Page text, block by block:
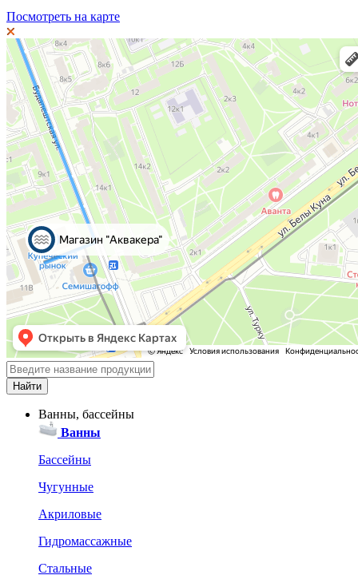
Посмотреть на карте
Ванны, бассейны
Ванны
Бассейны
Чугунные
Акриловые
Гидромассажные
Стальные